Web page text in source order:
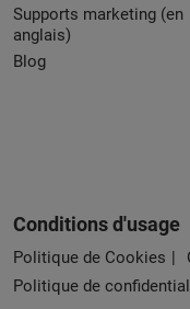
Supports marketing (en
anglais)
Blog
Conditions d'usage
Politique de Cookies
Politique de